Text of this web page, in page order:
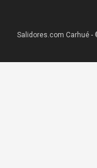
Salidores.com Carhué -